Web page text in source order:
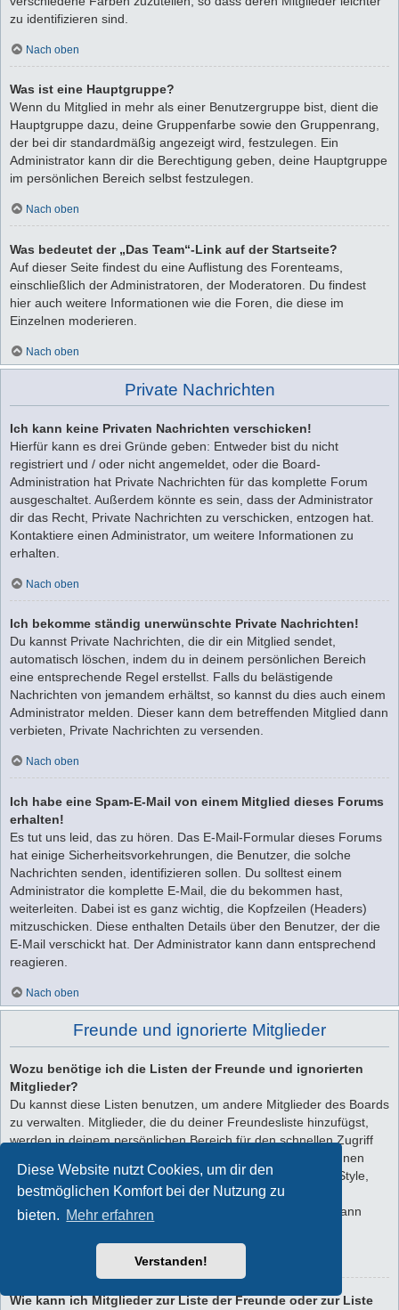
Diese Website nutzt Cookies, um dir den
bestmöglichen Komfort bei der Nutzung zu
bieten. Mehr erfahren
Verstanden!
zu identifizieren sind.
Nach oben
Was ist eine Hauptgruppe?
Wenn du Mitglied in mehr als einer Benutzergruppe bist, dient die
Hauptgruppe dazu, deine Gruppenfarbe sowie den Gruppenrang,
der bei dir standardmäßig angezeigt wird, festzulegen. Ein
Administrator kann dir die Berechtigung geben, deine Hauptgruppe
im persönlichen Bereich selbst festzulegen.
Nach oben
Was bedeutet der „Das Team“-Link auf der Startseite?
Auf dieser Seite findest du eine Auflistung des Forenteams,
einschließlich der Administratoren, der Moderatoren. Du findest
hier auch weitere Informationen wie die Foren, die diese im
Einzelnen moderieren.
Nach oben
Private Nachrichten
Ich kann keine Privaten Nachrichten verschicken!
Hierfür kann es drei Gründe geben: Entweder bist du nicht
registriert und / oder nicht angemeldet, oder die Board-
Administration hat Private Nachrichten für das komplette Forum
ausgeschaltet. Außerdem könnte es sein, dass der Administrator
dir das Recht, Private Nachrichten zu verschicken, entzogen hat.
Kontaktiere einen Administrator, um weitere Informationen zu
erhalten.
Nach oben
Ich bekomme ständig unerwünschte Private Nachrichten!
Du kannst Private Nachrichten, die dir ein Mitglied sendet,
automatisch löschen, indem du in deinem persönlichen Bereich
eine entsprechende Regel erstellst. Falls du belästigende
Nachrichten von jemandem erhältst, so kannst du dies auch einem
Administrator melden. Dieser kann dem betreffenden Mitglied dann
verbieten, Private Nachrichten zu versenden.
Nach oben
Ich habe eine Spam-E-Mail von einem Mitglied dieses Forums
erhalten!
Es tut uns leid, das zu hören. Das E-Mail-Formular dieses Forums
hat einige Sicherheitsvorkehrungen, die Benutzer, die solche
Nachrichten senden, identifizieren sollen. Du solltest einem
Administrator die komplette E-Mail, die du bekommen hast,
weiterleiten. Dabei ist es ganz wichtig, die Kopfzeilen (Headers)
mitzuschicken. Diese enthalten Details über den Benutzer, der die
E-Mail verschickt hat. Der Administrator kann dann entsprechend
reagieren.
Nach oben
Freunde und ignorierte Mitglieder
Wozu benötige ich die Listen der Freunde und ignorierten
Mitglieder?
Du kannst diese Listen benutzen, um andere Mitglieder des Boards
zu verwalten. Mitglieder, die du deiner Freundesliste hinzufügst,
werden in deinem persönlichen Bereich für den schnellen Zugriff
aufgelistet. Du siehst dort deren Onlinestatus und kannst ihnen
schnell eine Private Nachricht senden. Abhängig von dem Style,
den du verwendest, können Beiträge deiner Freunde auch
hervorgehoben sein. Wenn du einen Benutzer ignorierst, dann
Wie kann ich Mitglieder zur Liste der Freunde oder zur Liste